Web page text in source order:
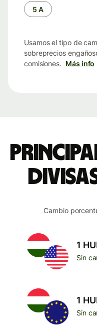
tiempo
5 A
Usamos el tipo de
sobreprecios
comisiones. Más info
Cambio
1
Sin
1
Sin